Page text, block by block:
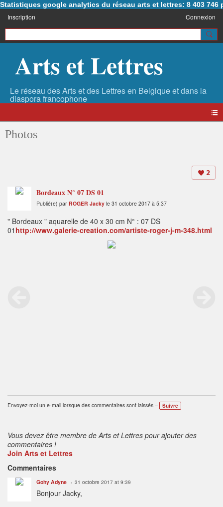
Statistiques google analytics du réseau arts et lettres: 8 403 746
Inscription Connexion
Arts et Lettres
Photos
2
Bordeaux N° 07 DS 01
Publié(e) par ROGER Jacky le 31 octobre 2017 à 5:37
" Bordeaux " aquarelle de 40 x 30 cm N° : 07 DS
01 http://www.galerie-creation.com/artiste-roger-j-m-348.html
Envoyez-moi un e-mail lorsque des commentaires sont laissés – Suivre
Vous devez être membre de Arts et Lettres pour ajouter des
commentaires !
Join Arts et Lettres
Commentaires
Gohy Adyne 31 octobre 2017 at 9:39
Bonjour Jacky,